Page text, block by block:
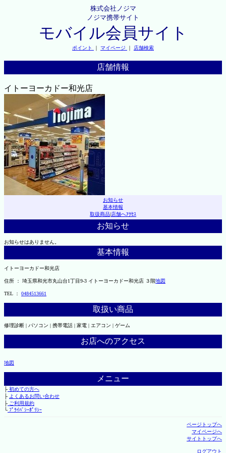
株式会社ノジマ
ノジマ携帯サイト
モバイル会員サイト
ポイント ｜ マイページ ｜ 店舗検索
店舗情報
イトーヨーカドー和光店
お知らせ
基本情報
取扱商品|店舗へｱｸｾｽ
お知らせ
お知らせはありません。
基本情報
イトーヨーカドー和光店
住所 ： 埼玉県和光市丸山台1丁目9-3 イトーヨーカドー和光店 ３階地図
TEL ： 0484513661
取扱い商品
修理診断 | パソコン | 携帯電話 | 家電 | エアコン | ゲーム
お店へのアクセス
地図
メニュー
├初めての方へ
├ よくあるお問い合わせ
├ご利用規約
└ﾌﾟﾗｲﾊﾞｼｰﾎﾟﾘｼｰ
ページトップへ
マイページへ
サイトトップへ
ログアウト